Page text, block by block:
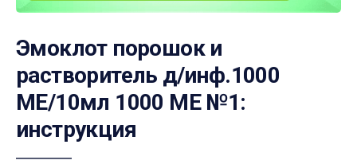
Эмоклот порошок и
растворитель д/инф.1000
МЕ/10мл 1000 МЕ №1:
инструкция